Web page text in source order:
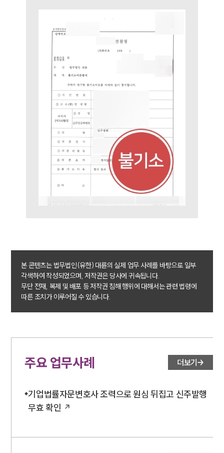
기업법무그룹 업무
전체
PROFESSIONALS
기업전문변호사
ABOUT
그룹소개
대륜의 강점
기업의뢰인을 위한 장점
업무협력·법률자문 기업
오시는 길
글로벌 파트너 로펌
주요 업무사례
기업 인사이트
사례분석/최신동향
법률정보
공지사항
세미나
본 콘텐츠는 법무법인(유한) 대륜의 실제 업무 사례를 바탕으로 일부
각색하여 작성되었으며, 저작권은 당사에 귀속됩니다.
무단 전재, 복제 및 배포 등 저작권 침해 행위에 대해서는 관련 법령에
따른 조치가 이루어질 수 있습니다.
주요 업무사례 더보기
기업법률자문변호사 조력으로 원심 뒤집고 신주발행
무효 확인